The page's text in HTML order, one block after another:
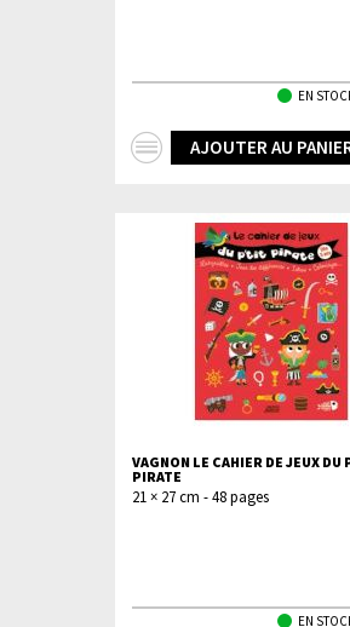
EN
AJOUTER AU
VAGNON LE CAHIER DE JEUX DU
PIRATE
21 × 27 cm - 48 pages
EN